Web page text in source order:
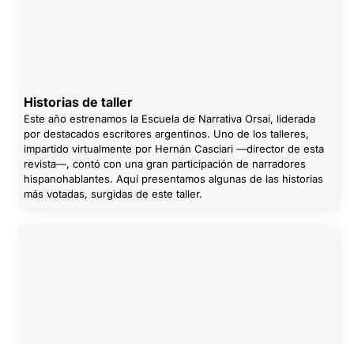
Historias de taller
Este año estrenamos la Escuela de Narrativa Orsai, liderada
por destacados escritores argentinos. Uno de los talleres,
impartido virtualmente por Hernán Casciari —director de esta
revista—, contó con una gran participación de narradores
hispanohablantes. Aquí presentamos algunas de las historias
más votadas, surgidas de este taller.